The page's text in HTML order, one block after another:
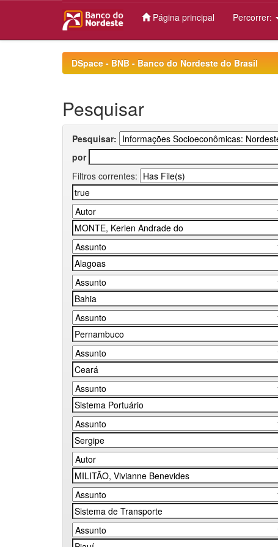
Página principal Percorrer:
DSpace - BNB - Banco do Nordeste do Brasil
Pesquisar
Pesquisar:
por
Filtros correntes: